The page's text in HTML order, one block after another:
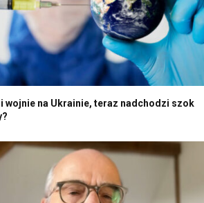
wojnie na Ukrainie, teraz nadchodzi szok